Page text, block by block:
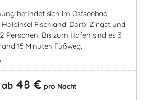
befindet sich im Ostseebad
Fischland-Darß-Zingst und
Personen. Bis zum Hafen sind es 3
15 Minuten Fußweg.
ab 48 € pro Nacht